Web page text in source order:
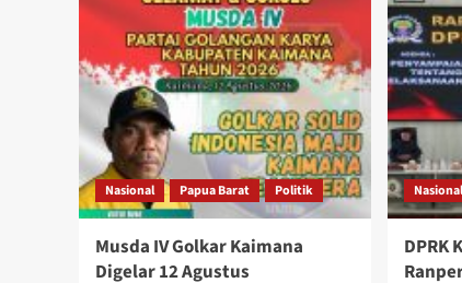
Nasional Papua Barat Politik
Musda IV Golkar Kaimana
Digelar 12 Agustus
DPRK